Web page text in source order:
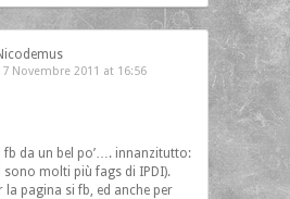
Novembre 2011 at 16:56
fb da un bel po’…. innanzitutto:
sono molti più fags di IPDI).
la pagina si fb, ed anche per